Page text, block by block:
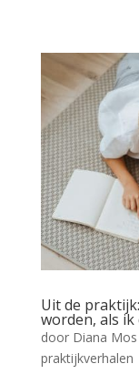
Uit de
worden, als
door Diana Mos
praktijkverhalen